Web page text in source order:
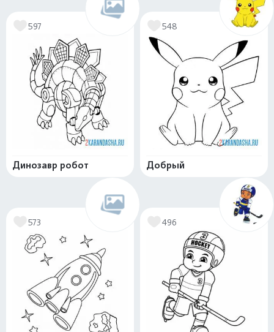
597
Динозавр робот
548
Добрый
573 496